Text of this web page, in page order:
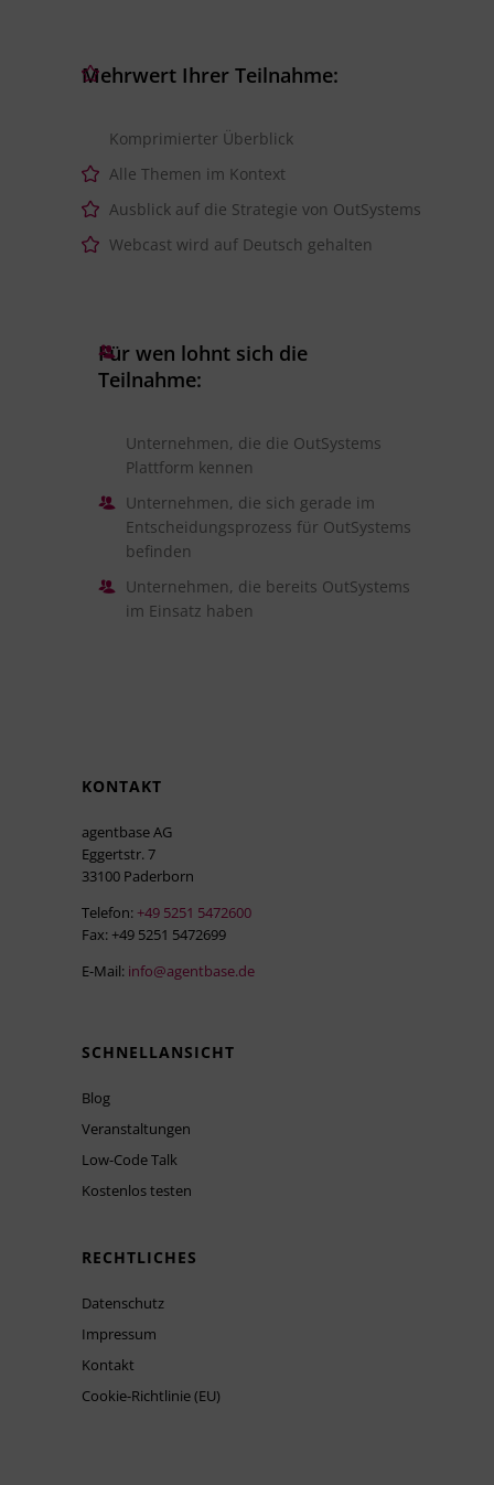
Mehrwert Ihrer Teilnahme:
Komprimierter Überblick
Alle Themen im Kontext
Ausblick auf die Strategie von OutSystems
Webcast wird auf Deutsch gehalten
Für wen lohnt sich die
Teilnahme:
Unternehmen, die die OutSystems
Plattform kennen
Unternehmen, die sich gerade im
Entscheidungsprozess für OutSystems
befinden
Unternehmen, die bereits OutSystems
im Einsatz haben
KONTAKT
agentbase AG
Eggertstr. 7
33100 Paderborn
Telefon: +49 5251 5472600
Fax: +49 5251 5472699
E-Mail: info@agentbase.de
SCHNELLANSICHT
Blog
Veranstaltungen
Low-Code Talk
Kostenlos testen
RECHTLICHES
Datenschutz
Impressum
Kontakt
Cookie-Richtlinie (EU)